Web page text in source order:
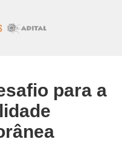
para a